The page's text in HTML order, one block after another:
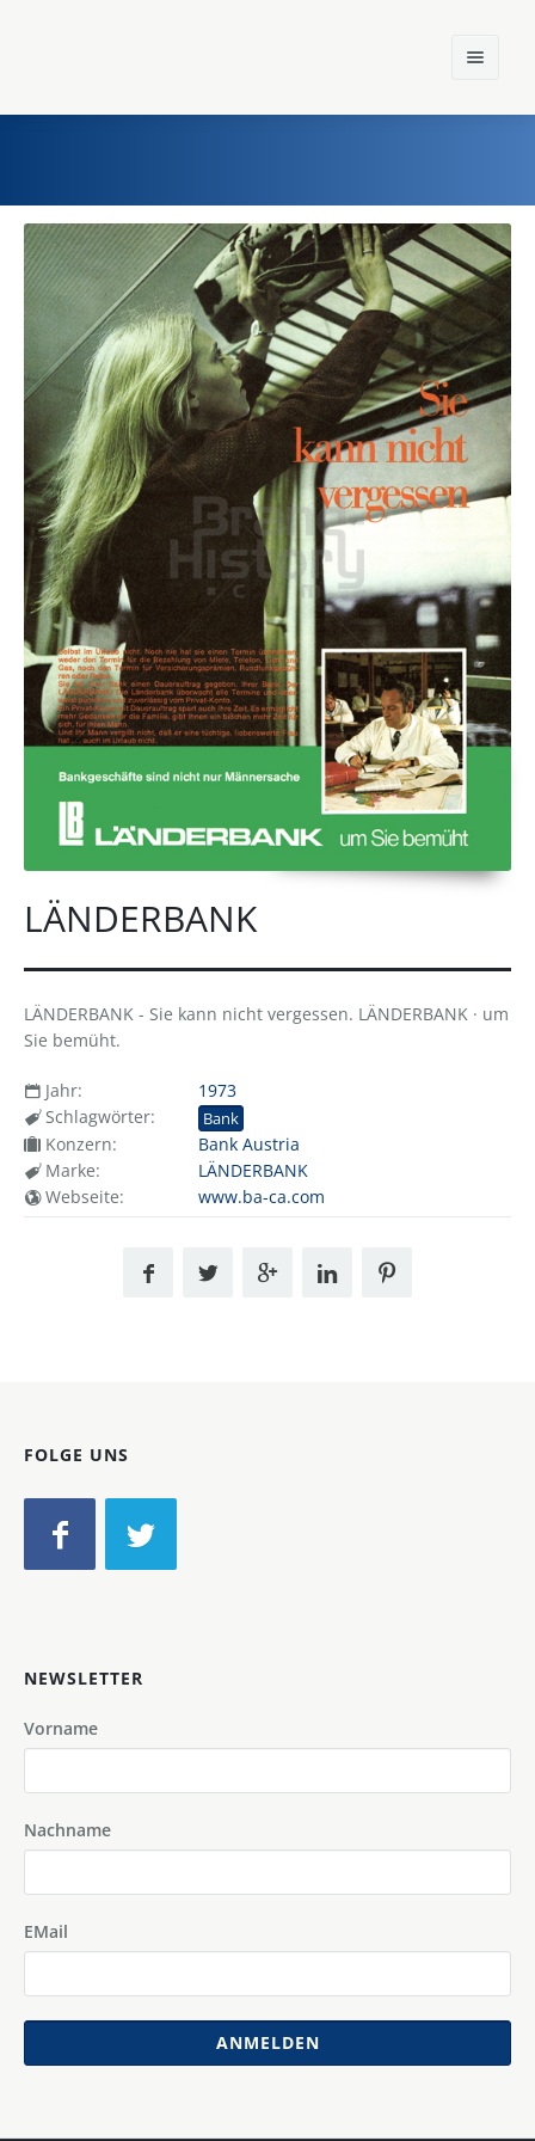
Home
Einst und Heute
Marken
Konzerne
Epoche
LÄNDERBANK
LÄNDERBANK - Sie kann nicht vergessen. LÄNDERBANK · um
Sie bemüht.
Jahr:
1973
Schlagwörter:
Bank
Konzern:
Bank Austria
Marke:
LÄNDERBANK
Webseite:
www.ba-ca.com
FOLGE UNS
NEWSLETTER
Vorname
Nachname
EMail
ANMELDEN